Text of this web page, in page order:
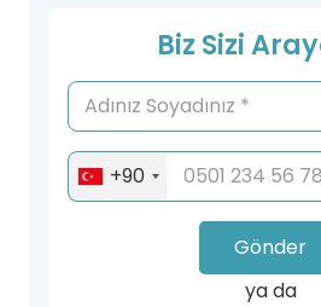
Biz Sizi
+90
Gönder
ya da